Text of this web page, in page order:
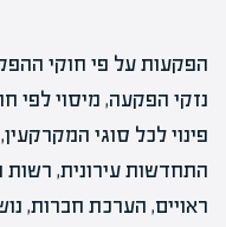
הפקעות על פי חוקי
נזקי הפקעה, מיסוי לפי
פינוי לכל סוגי
התחדשות עירונית,
ראויים, הערכת חברות,